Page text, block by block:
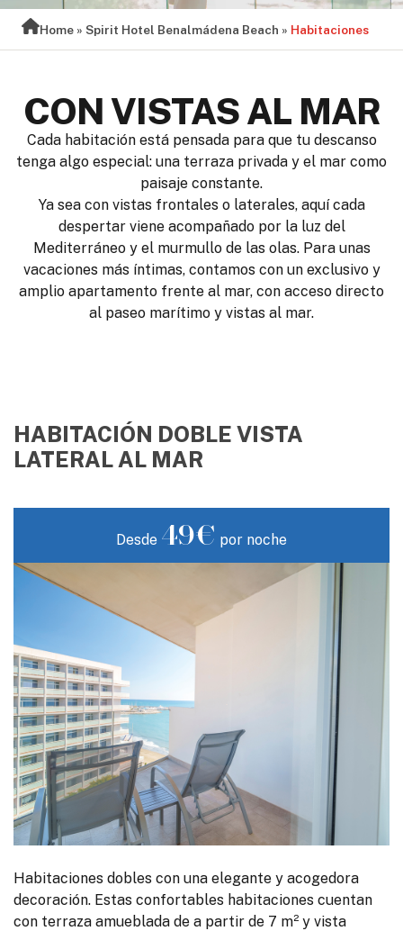
Home »Spirit Hotel Benalmádena Beach » Habitaciones
CON VISTAS AL MAR
Cada habitación está pensada para que tu descanso
tenga algo especial: una terraza privada y el mar como
paisaje constante.
Ya sea con vistas frontales o laterales, aquí cada
despertar viene acompañado por la luz del
Mediterráneo y el murmullo de las olas. Para unas
vacaciones más íntimas, contamos con un exclusivo y
amplio apartamento frente al mar, con acceso directo
al paseo marítimo y vistas al mar.
HABITACIÓN DOBLE VISTA
LATERAL AL MAR
Desde 49€ por noche
Habitaciones dobles con una elegante y acogedora
decoración. Estas confortables habitaciones cuentan
con terraza amueblada de a partir de 7 m² y vista